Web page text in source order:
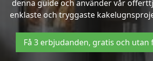
denna guide och använder vår
enklaste och tryggaste
Få 3 erbjudanden, gratis och